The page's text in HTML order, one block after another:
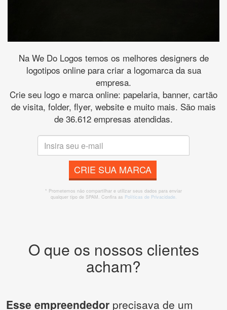
Na We Do Logos temos os melhores designers de
logotipos online para criar a logomarca da sua
empresa.
Crie seu logo e marca online: papelaria, banner, cartão
de visita, folder, flyer, website e muito mais. São mais
de 36.612 empresas atendidas.
CRIE SUA MARCA
* Prometemos não compartilhar e utilizar seus dados para enviar
qualquer tipo de SPAM. Confira as Políticas de Privacidade.
O que os nossos clientes
acham?
Esse empreendedor precisava de um